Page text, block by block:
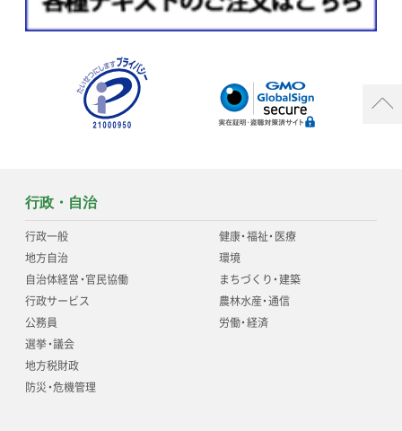
行政・自治
行政一般
地方自治
自治体経営・官民協働
行政サービス
公務員
選挙・議会
地方税財政
防災・危機管理
健康・福祉・医療
環境
まちづくり・建築
農林水産・通信
労働・経済